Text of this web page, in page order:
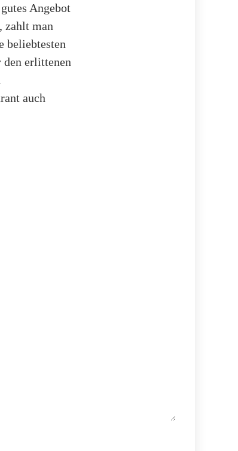
Angebot
zahlt man
beliebtesten
erlittenen
auch